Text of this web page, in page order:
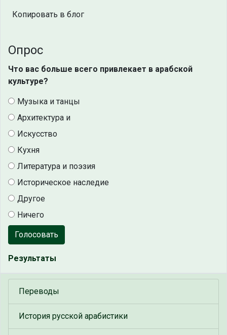
Копировать в блог
Опрос
Что вас больше всего привлекает в арабской
культуре?
Музыка и танцы
Архитектура и
Искусство
Кухня
Литература и поэзия
Историческое наследие
Другое
Ничего
Голосовать
Результаты
Переводы
История русской арабистики